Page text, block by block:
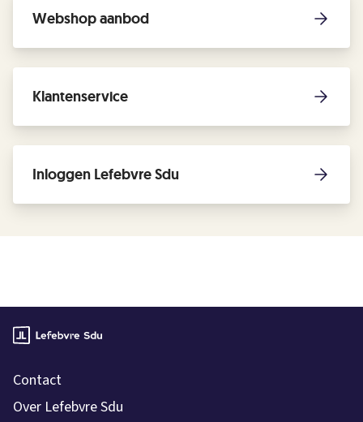
Webshop aanbod
Klantenservice
Inloggen Lefebvre Sdu
Contact
Over Lefebvre Sdu